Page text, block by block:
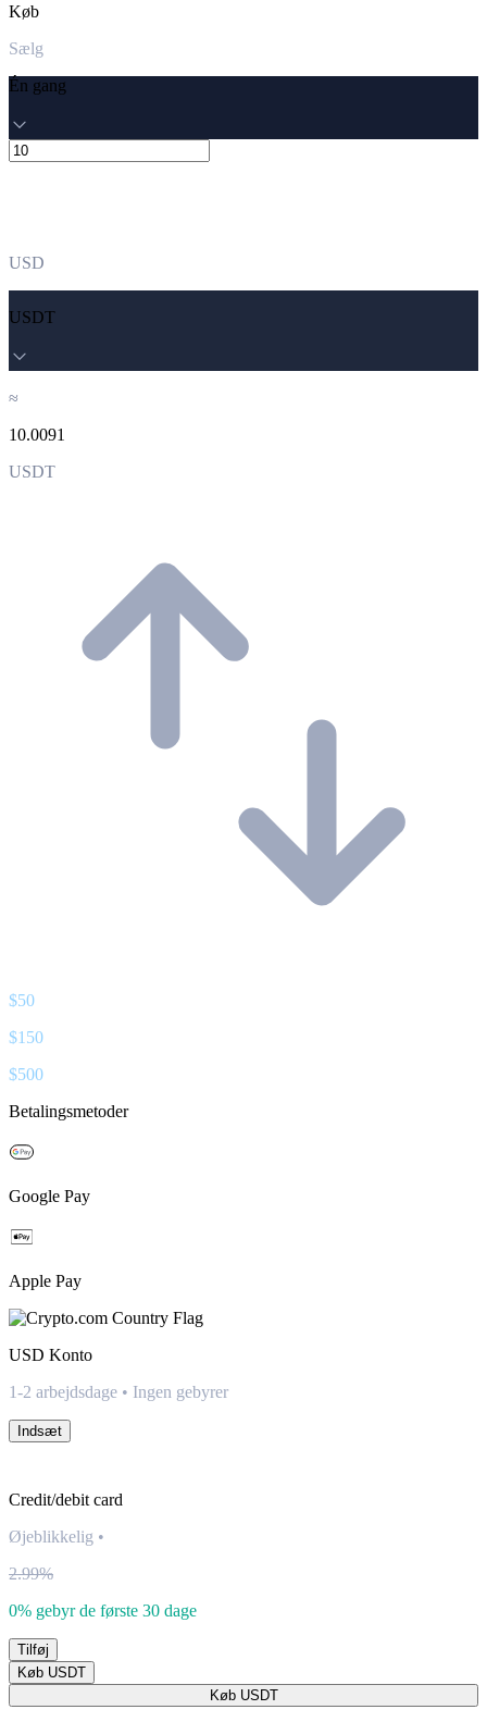
Køb
Sælg
Én gang
USD
USDT
≈
10.0091
USDT
$50
$150
$500
Betalingsmetoder
Google Pay
Apple Pay
USD Konto
1-2 arbejdsdage • Ingen gebyrer
Indsæt
Credit/debit card
Øjeblikkelig •
2.99%
0% gebyr de første 30 dage
Tilføj
Køb USDT
Køb USDT